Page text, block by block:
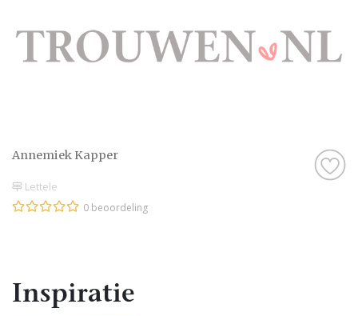
Annemiek Kapper
Lettele
0 beoordeling
Inspiratie